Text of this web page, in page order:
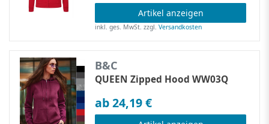
Artikel anzeigen
inkl. ges. MwSt. zzgl.Versandkosten
B&C
QUEEN Zipped Hood WW03Q
ab 24,19 €